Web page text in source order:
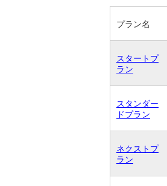
プラン名
スタートプ
ラン
スタンダー
ドプラン
ネクストプ
ラン